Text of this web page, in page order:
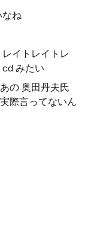
なね
イトレイトレ
みたい
の 奥田丹夫氏
際言ってないん